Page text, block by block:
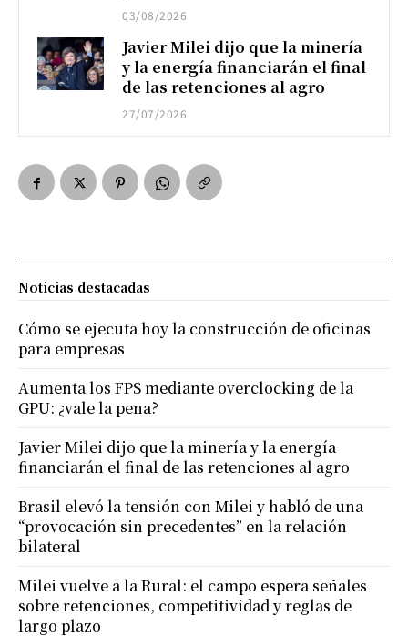
03/08/2026
Javier Milei dijo que la minería
y la energía financiarán el final
de las retenciones al agro
27/07/2026
Noticias destacadas
Cómo se ejecuta hoy la construcción de oficinas
para empresas
Aumenta los FPS mediante overclocking de la
GPU: ¿vale la pena?
Javier Milei dijo que la minería y la energía
financiarán el final de las retenciones al agro
Brasil elevó la tensión con Milei y habló de una
“provocación sin precedentes” en la relación
bilateral
Milei vuelve a la Rural: el campo espera señales
sobre retenciones, competitividad y reglas de
largo plazo